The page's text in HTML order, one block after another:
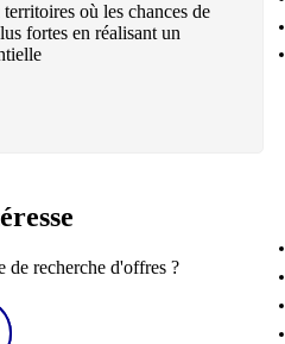
où les chances de
fortes en réalisant un
de recherche d'offres ?